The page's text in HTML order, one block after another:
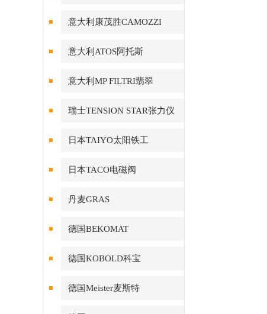
意大利康茂胜CAMOZZI
意大利ATOS阿托斯
意大利MP FILTRI翡翠
瑞士TENSION STAR张力仪
日本TAIYO太阳铁工
日本TACO电磁阀
丹麦GRAS
德国BEKOMAT
德国KOBOLD科宝
德国Meister麦斯特